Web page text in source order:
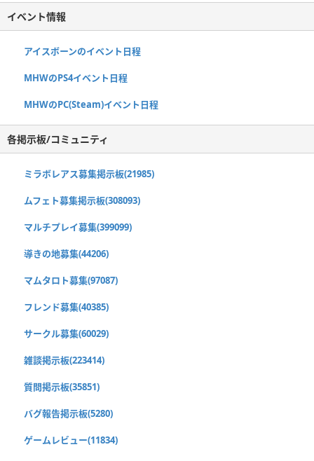
イベント情報
アイスボーンのイベント日程
MHWのPS4イベント日程
MHWのPC(Steam)イベント日程
各掲示板/コミュニティ
ミラボレアス募集掲示板(21985)
ムフェト募集掲示板(308093)
マルチプレイ募集(399099)
導きの地募集(44206)
マムタロト募集(97087)
フレンド募集(40385)
サークル募集(60029)
雑談掲示板(223414)
質問掲示板(35851)
バグ報告掲示板(5280)
ゲームレビュー(11834)